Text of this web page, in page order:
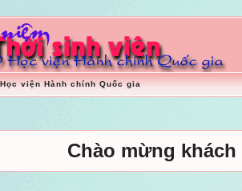
viện Hành chính Quốc gia
Chào mừng khách